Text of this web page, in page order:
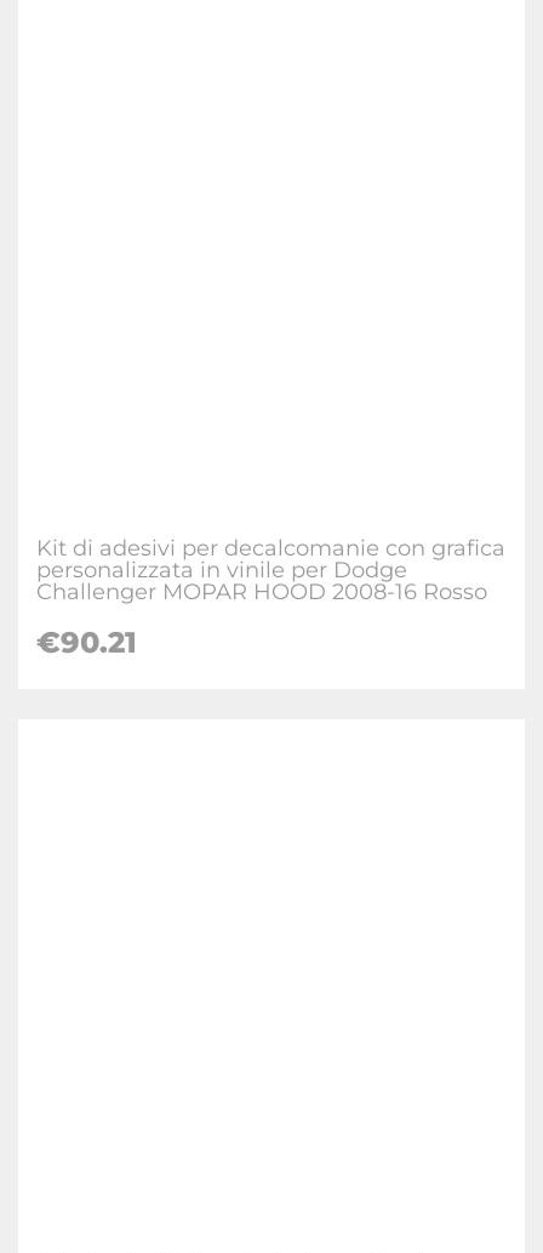
Kit di adesivi per decalcomanie con grafica
personalizzata in vinile per Dodge
Challenger MOPAR HOOD 2008-16 Rosso
€90.21